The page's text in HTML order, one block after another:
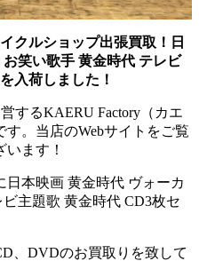
クルショップ出張買取！日
笑い歌手 黄金時代 テレビ
入荷しました！
するKAERU Factory（カエ
。当店のWebサイトをご覧
ます！
本映画 黄金時代 ヴォーカ
主題歌 黄金時代 CD3枚セ
、DVDのお買取りを致して